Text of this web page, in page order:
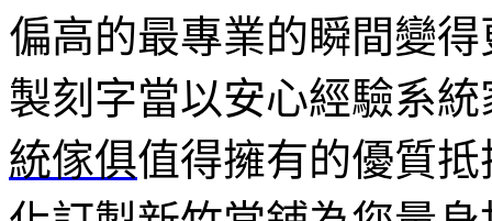
偏高的最專業的瞬間變
製刻字當以安心經驗系
統傢俱值得擁有的優質